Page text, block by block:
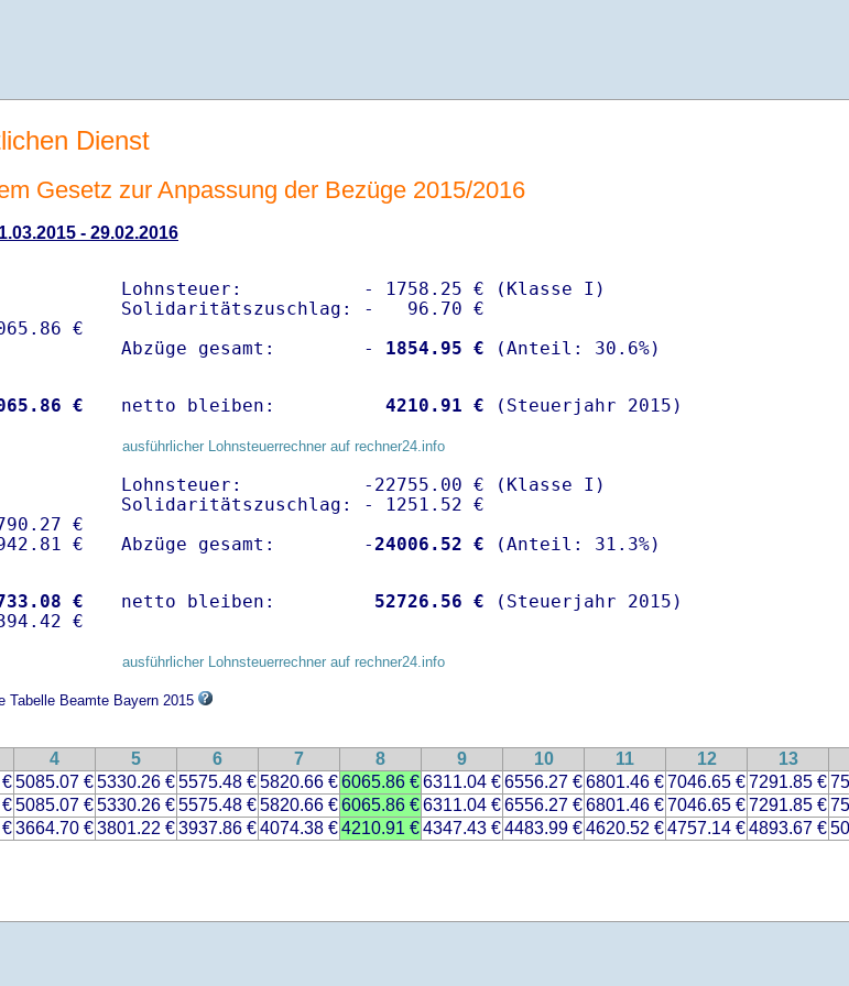
Dienst
Gesetz zur Anpassung der Bezüge 2015/2016
- 29.02.2016
Lohnsteuer:           - 1758.25 € (Klasse I)
Solidaritätszuschlag: -   96.70 €
Abzüge gesamt:        -
1854.95 €
€ netto bleiben: 4210.91 € (Steuerjahr 2015)
ausführlicher Lohnsteuerrechner auf rechner24.info
€
Lohnsteuer:           -22755.00 € (Klasse I)
Solidaritätszuschlag: - 1251.52 €
Abzüge gesamt:        -24006.52 €
€
netto bleiben: 52726.56 € (Steuerjahr 2015)
ausführlicher Lohnsteuerrechner auf rechner24.info
Tabelle Beamte Bayern 2015
4 5 6 7 8 9 10 11 12
13
5085.07 €5330.26 €5575.48 €5820.66 €6065.86 €6311.04 €6556.27 €6801.46 €7046.65 €7291.85 €
5085.07 €5330.26 €5575.48 €5820.66 €6065.86 €6311.04 €6556.27 €6801.46 €7046.65 €7291.85 €
3664.70 €3801.22 €3937.86 €4074.38 €4210.91 €4347.43 €4483.99 €4620.52 €4757.14 €4893.67 €